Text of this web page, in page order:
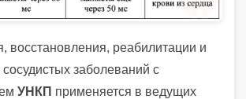
восстановления, реабилитации и
заболеваний с
УНКП применяется в ведущих